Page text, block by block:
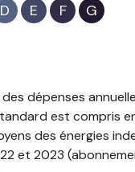
D E F G
dépenses
est compris
des énergies
et 2023